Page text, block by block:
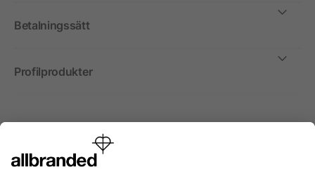
Betalningssätt
Profilprodukter
Internationellt